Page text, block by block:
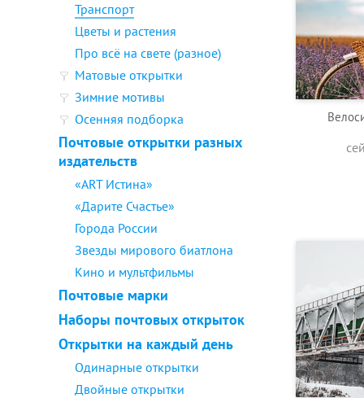
Транспорт
Цветы и растения
Про всё на свете (разное)
Матовые открытки
Зимние мотивы
Осенняя подборка
Почтовые открытки разных
издательств
«ART Истина»
«Дарите Счастье»
Города России
Звезды мирового биатлона
Кино и мультфильмы
Почтовые марки
Наборы почтовых открыток
Открытки на каждый день
Одинарные открытки
Двойные открытки